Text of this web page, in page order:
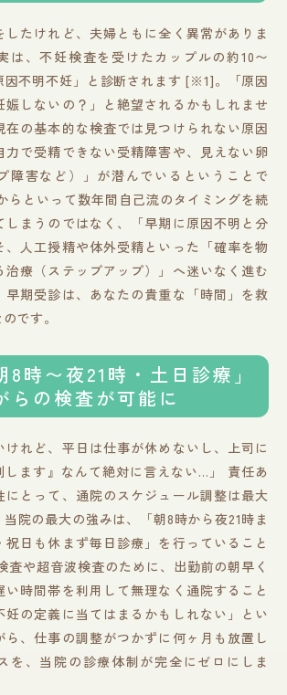
したけれど、夫婦ともに全く異常がありま
は、不妊検査を受けたカップルの約10〜
因不明不妊」と診断されます [※1]。「原因
娠しないの？」と絶望されるかもしれませ
在の基本的な検査では見つけられない原因
力で受精できない受精障害や、見えない卵
障害など）」が潜んでいるということで
らといって数年間自己流のタイミングを続
しまうのではなく、「早期に原因不明と分
、人工授精や体外受精といった「確率を物
治療（ステップアップ）」へ迷いなく進む
早期受診は、あなたの貴重な「時間」を救
です。
8時〜夜21時・土日診療」
らの検査が可能に
けれど、平日は仕事が休めないし、上司に
します』なんて絶対に言えない…」 責任あ
にとって、通院のスケジュール調整は最大
院の最大の強みは、「朝8時から夜21時ま
祝日も休まず毎日診療」を行っていること
査や超音波検査のために、出勤前の朝早く
い時間帯を利用して無理なく通院すること
妊の定義に当てはまるかもしれない」とい
ら、仕事の調整がつかずに何ヶ月も放置し
を、当院の診療体制が完全にゼロにしま